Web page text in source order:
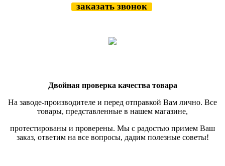
заказать звонок
Двойная проверка качества товара
На заводе-производителе и перед отправкой Вам лично. Все
товары, представленные в нашем магазине,
протестированы и проверены. Мы с радостью примем Ваш
заказ, ответим на все вопросы, дадим полезные советы!